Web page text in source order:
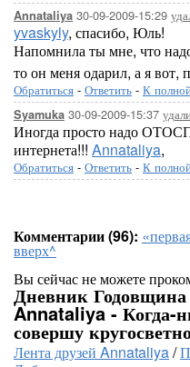
Annataliya 30-09-2009-15:29
yvaskyly, спасибо, Юль!
Напомнила ты мне, что
то он меня одарил, а я вот,
Обратиться - Ответить - К
Syamuka 30-09-2009-15:37
Иногда просто надо
интернета!!! Annataliya,
Обратиться - Ответить - К
Комментарии (96):
вверх^
Вы сейчас не можете
Дневник
Annataliya - Когда-
совершу
Лента друзей Annataliya/